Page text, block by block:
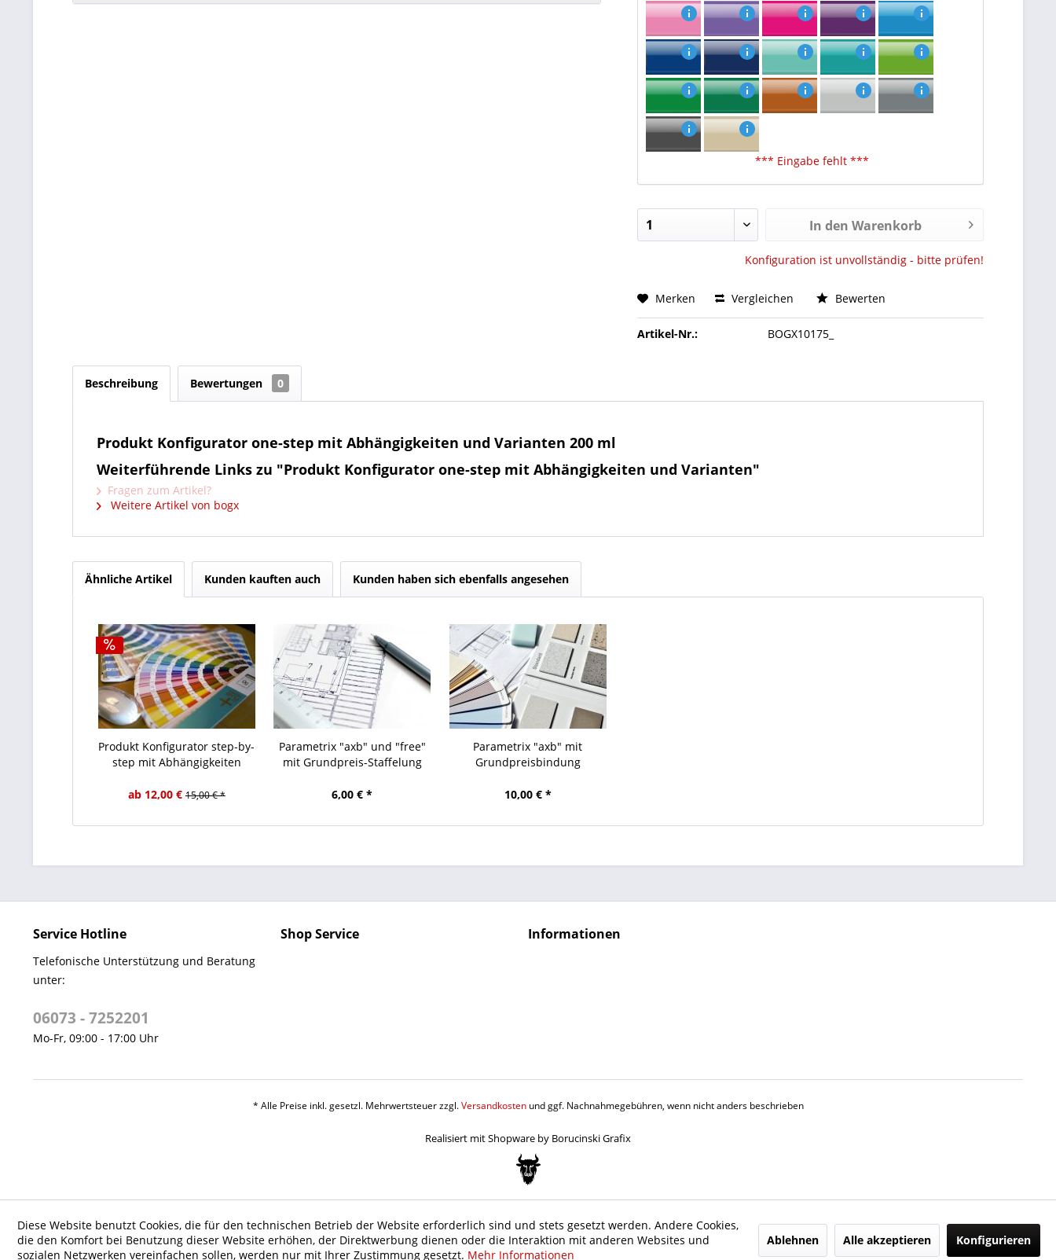
*** Eingabe fehlt ***
In den Warenkorb
Konfiguration ist unvollständig - bitte prüfen!
Vergleichen
Merken Bewerten
Artikel-Nr.: BOGX10175_
Beschreibung Bewertungen 0
Produkt Konfigurator one-step mit Abhängigkeiten und Varianten 200 ml
Weiterführende Links zu "Produkt Konfigurator one-step mit Abhängigkeiten und Varianten"
Fragen zum Artikel?
Weitere Artikel von bogx
Ähnliche Artikel Kunden kauften auch Kunden haben sich ebenfalls angesehen
Produkt Konfigurator step-by-
step mit Abhängigkeiten
ab 12,00 € 15,00 € *
Parametrix "axb" und "free"
mit Grundpreis-Staffelung
6,00 € *
Parametrix "axb" mit
Grundpreisbindung
10,00 € *
Service Hotline
Telefonische Unterstützung und Beratung
unter:
06073 - 7252201
Mo-Fr, 09:00 - 17:00 Uhr
Shop Service Informationen
* Alle Preise inkl. gesetzl. Mehrwertsteuer zzgl.Versandkostenund ggf. Nachnahmegebühren, wenn nicht anders beschrieben
Realisiert mit Shopware by Borucinski Grafix
Diese Website benutzt Cookies, die für den technischen Betrieb der Website erforderlich sind und stets gesetzt werden. Andere Cookies,
die den Komfort bei Benutzung dieser Website erhöhen, der Direktwerbung dienen oder die Interaktion mit anderen Websites und
sozialen Netzwerken vereinfachen sollen, werden nur mit Ihrer Zustimmung gesetzt. Mehr Informationen
Ablehnen Alle akzeptieren Konfigurieren